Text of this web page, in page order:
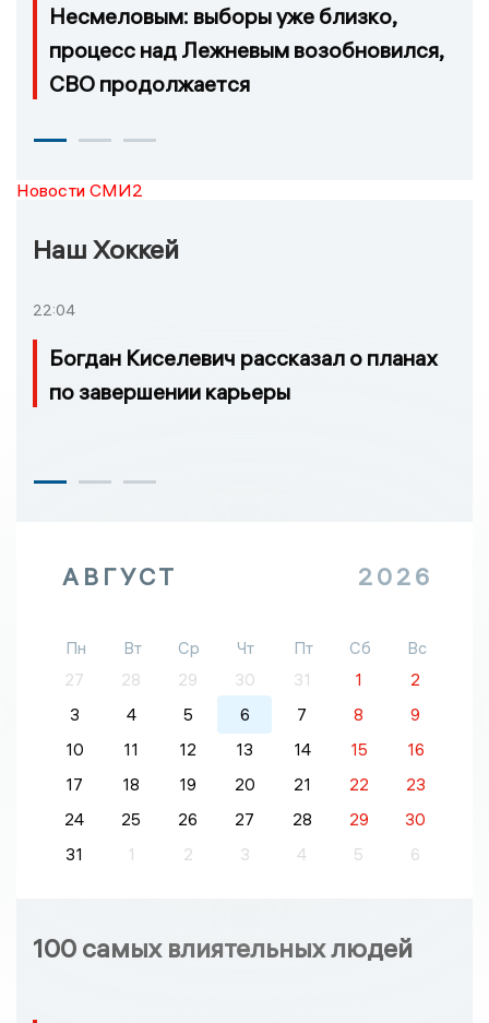
Несмеловым: выборы уже близко,
процесс над Лежневым возобновился,
СВО продолжается
Новости СМИ2
Наш Хоккей
22:04
Богдан Киселевич рассказал о планах
по завершении карьеры
АВГУСТ 2026
Пн Вт Ср Чт Пт Сб
Вс
27
28 29 30 31 1
2
3
4 5 6 7 8
9
10
11 12 13 14 15
16
17
18 19 20 21 22
23
24
25 26 27 28 29
30
31
1 2 3 4 5 6
100 самых влиятельных людей